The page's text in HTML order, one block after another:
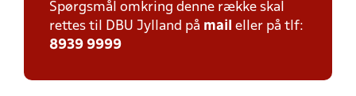
Spørgsmål omkring denne række skal
rettes til DBU Jylland på mail eller på tlf:
8939 9999